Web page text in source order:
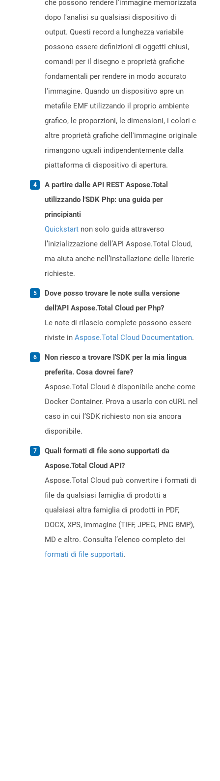
che possono rendere l'immagine memorizzata
dopo l'analisi su qualsiasi dispositivo di
output. Questi record a lunghezza variabile
possono essere definizioni di oggetti chiusi,
comandi per il disegno e proprietà grafiche
fondamentali per rendere in modo accurato
l'immagine. Quando un dispositivo apre un
metafile EMF utilizzando il proprio ambiente
grafico, le proporzioni, le dimensioni, i colori e
altre proprietà grafiche dell'immagine originale
rimangono uguali indipendentemente dalla
piattaforma di dispositivo di apertura.
A partire dalle API REST Aspose.Total
utilizzando l'SDK Php: una guida per
principianti
Quickstart non solo guida attraverso
l’inizializzazione dell’API Aspose.Total Cloud,
ma aiuta anche nell’installazione delle librerie
richieste.
Dove posso trovare le note sulla versione
dell'API Aspose.Total Cloud per Php?
Le note di rilascio complete possono essere
riviste in Aspose.Total Cloud Documentation.
Non riesco a trovare l'SDK per la mia lingua
preferita. Cosa dovrei fare?
Aspose.Total Cloud è disponibile anche come
Docker Container. Prova a usarlo con cURL nel
caso in cui l’SDK richiesto non sia ancora
disponibile.
Quali formati di file sono supportati da
Aspose.Total Cloud API?
Aspose.Total Cloud può convertire i formati di
file da qualsiasi famiglia di prodotti a
qualsiasi altra famiglia di prodotti in PDF,
DOCX, XPS, immagine (TIFF, JPEG, PNG BMP),
MD e altro. Consulta l’elenco completo dei
formati di file supportati.